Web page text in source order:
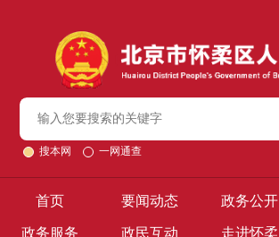
搜本网 一网通查
首页 要闻动态 政务公开
政务服务 政民互动 走进怀柔